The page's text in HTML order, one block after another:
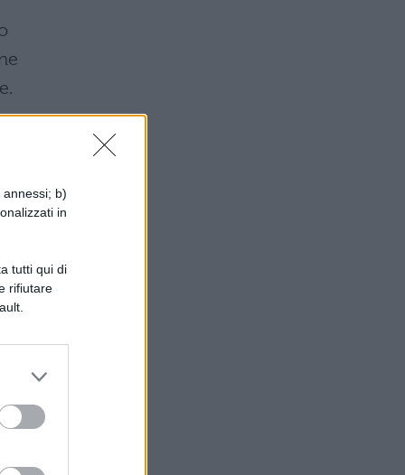
b)
in
tutti qui di
rifiutare